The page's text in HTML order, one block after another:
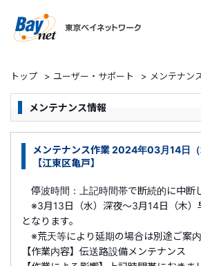
トップ > ユーザー・サポート > メンテナン
メンテナンス情報
メンテナンス作業 2024年03月14日
【江東区亀戸】
停波時間：上記時間帯で断続的に中断
※3月13日（水）深夜～3月14日（木）
となります。
※荒天等により延期の場合は別途ご案内
【作業内容】伝送路設備メンテナンス